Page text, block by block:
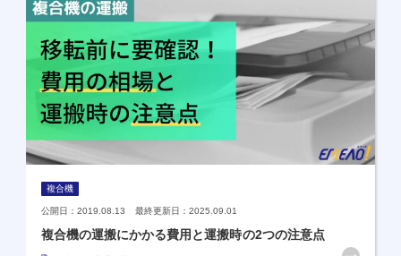
複合機
公開日：2019.08.13 最終更新日：2025.09.01
複合機の運搬にかかる費用と運搬時の2つの注意点